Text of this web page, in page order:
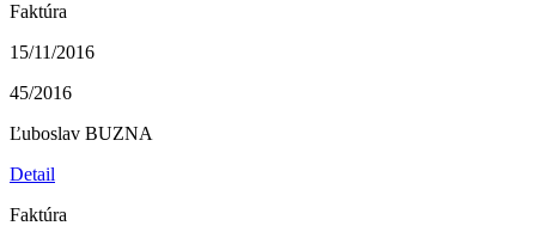
Faktúra
15/11/2016
45/2016
Ľuboslav BUZNA
Detail
Faktúra